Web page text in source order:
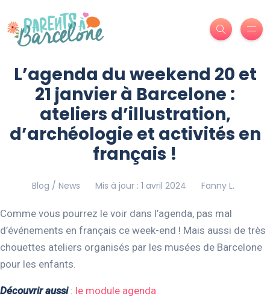
L’agenda du weekend 20 et
21 janvier à Barcelone :
ateliers d’illustration,
d’archéologie et activités en
français !
Blog / News Mis à jour : 1 avril 2024 Fanny L.
Comme vous pourrez le voir dans l’agenda, pas mal
d’événements en français ce week-end ! Mais aussi de très
chouettes ateliers organisés par les musées de Barcelone
pour les enfants.
Découvrir aussi: le module agenda